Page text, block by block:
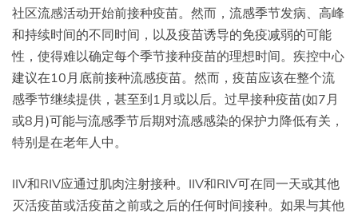
社区流感活动开始前接种疫苗。然而，流感季节发病、高峰
和持续时间的不同时间，以及疫苗诱导的免疫减弱的可能
性，使得难以确定每个季节接种疫苗的理想时间。疾控中心
建议在10月底前接种流感疫苗。然而，疫苗应该在整个流
感季节继续提供，甚至到1月或以后。过早接种疫苗(如7月
或8月)可能与流感季节后期对流感感染的保护力降低有关，
特别是在老年人中。
IIV和RIV应通过肌肉注射接种。IIV和RIV可在同一天或其他
灭活疫苗或活疫苗之前或之后的任何时间接种。如果与其他